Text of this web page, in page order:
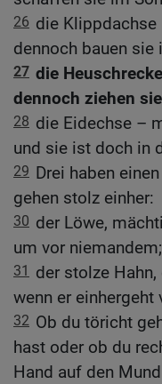
26 die Klippdachse
dennoch bauen sie
27 die
dennoch ziehen
28 die Eidechse –
und sie ist doch in
29 Drei haben
gehen stolz einher:
30 der Löwe,
um vor niemandem;
31
der stolze
wenn er
32 Ob du töricht
hast oder ob du
Hand auf den